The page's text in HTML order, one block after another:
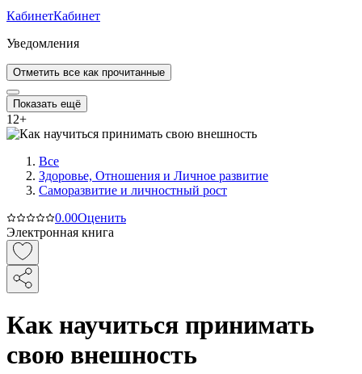
КабинетКабинет
Уведомления
Отметить все как прочитанные
Показать ещё
12+
Все
Здоровье, Отношения и Личное развитие
Саморазвитие и личностный рост
0.00Оценить
Электронная книга
Как научиться принимать
свою внешность